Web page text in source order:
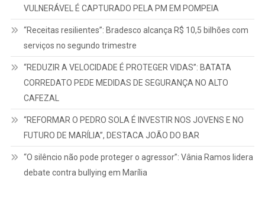
VULNERÁVEL É CAPTURADO PELA PM EM POMPEIA
“Receitas resilientes”: Bradesco alcança R$ 10,5 bilhões com
serviços no segundo trimestre
“REDUZIR A VELOCIDADE É PROTEGER VIDAS”: BATATA
CORREDATO PEDE MEDIDAS DE SEGURANÇA NO ALTO
CAFEZAL
“REFORMAR O PEDRO SOLA É INVESTIR NOS JOVENS E NO
FUTURO DE MARÍLIA”, DESTACA JOÃO DO BAR
“O silêncio não pode proteger o agressor”: Vânia Ramos lidera
debate contra bullying em Marília